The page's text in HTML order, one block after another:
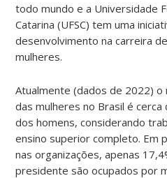
todo mundo e a Universidade
Catarina (UFSC) tem uma
desenvolvimento na carreira
mulheres.
Atualmente (dados de 2022)
das mulheres no Brasil é
dos homens, considerando
ensino superior completo. Em
nas organizações, apenas
presidente são ocupados por